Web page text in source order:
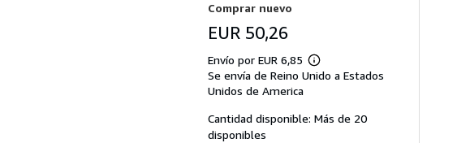
Comprar nuevo
EUR 50,26
Envío por EUR 6,85
Más
información
tarifas
de
Se envía de Reino Unido a Estados
Unidos de America
Cantidad disponible: Más de 20
disponibles